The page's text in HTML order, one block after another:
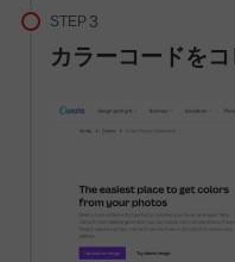
STEP
カラーコードを